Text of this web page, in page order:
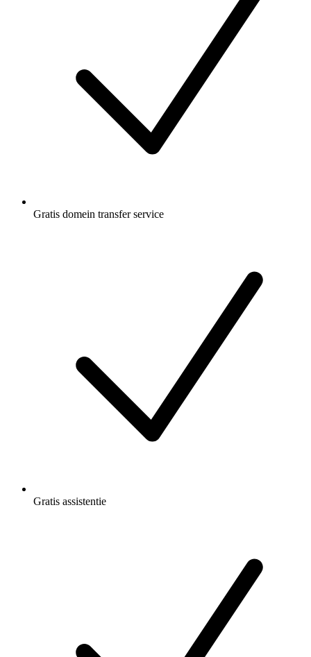
Gratis domein transfer service
Gratis assistentie